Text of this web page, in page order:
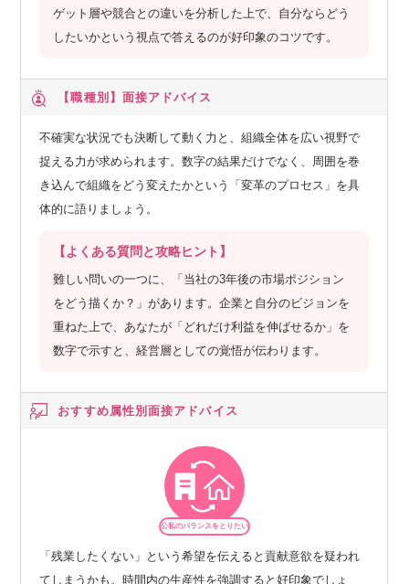
ゲット層や競合との違いを分析した上で、自分ならどう
したいかという視点で答えるのが好印象のコツです。
【職種別】 面接アドバイス
不確実な状況でも決断して動く力と、組織全体を広い視野で
捉える力が求められます。数字の結果だけでなく、周囲を巻
き込んで組織をどう変えたかという「変革のプロセス」を具
体的に語りましょう。
【よくある質問と攻略ヒント】
難しい問いの一つに、「当社の3年後の市場ポジション
をどう描くか？」があります。企業と自分のビジョンを
重ねた上で、あなたが「どれだけ利益を伸ばせるか」を
数字で示すと、経営層としての覚悟が伝わります。
おすすめ属性別面接アドバイス
公私のバランスをとりたい
「残業したくない」という希望を伝えると貢献意欲を疑われ
てしまうかも。時間内の生産性を強調すると好印象でしょ